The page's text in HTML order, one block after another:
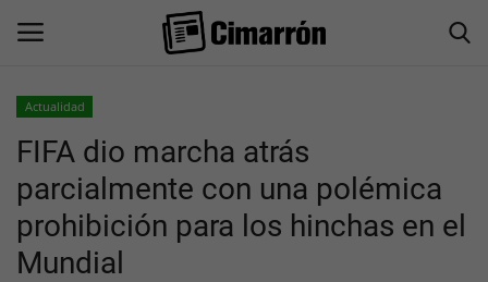
Inicio
San Juan
Actualidad
Actualidad
FIFA dio marcha atrás
parcialmente con una polémica
prohibición para los hinchas en el
Mundial